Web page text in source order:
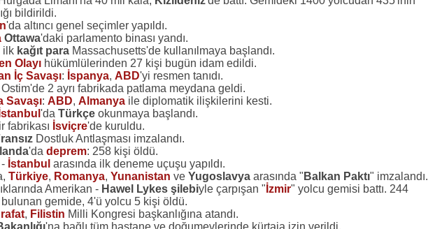
bildirildi.
'da altıncı genel seçimler yapıldı.
Ottawa'daki parlamento binası yandı.
ilk kağıt paraMassachusetts'de kullanılmaya başlandı.
Olayıhükümlülerinden 27 kişi bugün idam edildi.
İç Savaşı: İspanya, ABD'yi resmen tanıdı.
2 ayrı fabrikada patlama meydana geldi.
Savaşı: ABD, Almanyaile diplomatik ilişkilerini kesti.
İstanbul 'da Türkçeokunmaya başlandı.
fabrikası İsviçre'de kuruldu.
Dostluk Antlaşması imzalandı.
'da deprem: 258 kişi öldü.
İstanbul arasında ilk deneme uçuşu yapıldı.
Türkiye, Romanya, Yunanistan ve Yugoslavyaarasında " Balkan Paktı" imzalandı.
Amerikan - Hawel Lykes şilebiyle çarpışan " İzmir" yolcu gemisi battı. 244
gemide, 4'ü yolcu 5 kişi öldü.
, Filistin Milli Kongresi başkanlığına atandı.
'na bağlı tüm hastane ve doğumevlerinde kürtaja izin verildi.